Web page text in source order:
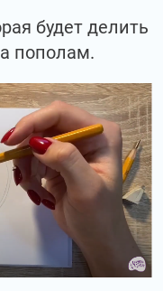
будет делить
пополам.